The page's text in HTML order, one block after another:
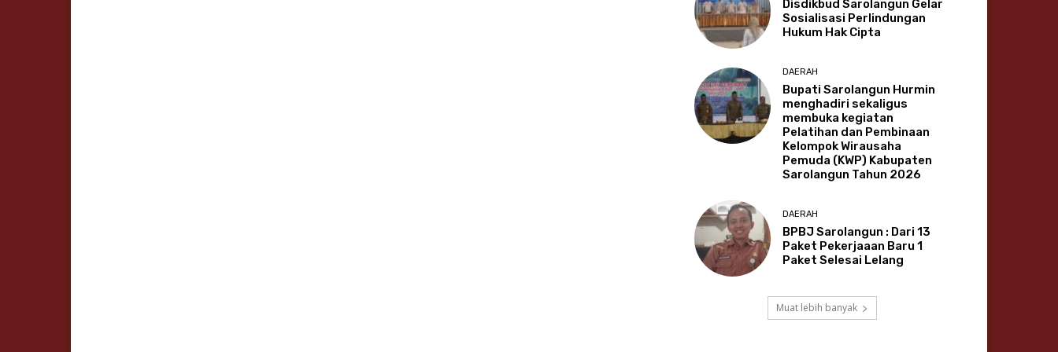
Disdikbud Sarolangun Gelar
Sosialisasi Perlindungan
Hukum Hak Cipta
DAERAH
Bupati Sarolangun Hurmin
menghadiri sekaligus
membuka kegiatan
Pelatihan dan Pembinaan
Kelompok Wirausaha
Pemuda (KWP) Kabupaten
Sarolangun Tahun 2026
DAERAH
BPBJ Sarolangun : Dari 13
Paket Pekerjaaan Baru 1
Paket Selesai Lelang
Muat lebih banyak